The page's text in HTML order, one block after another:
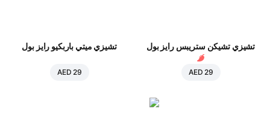
تشيزي تشيكن ستريبس رايز بول
AED 29
تشيزي ميتي باربكيو رايز بول
AED 29